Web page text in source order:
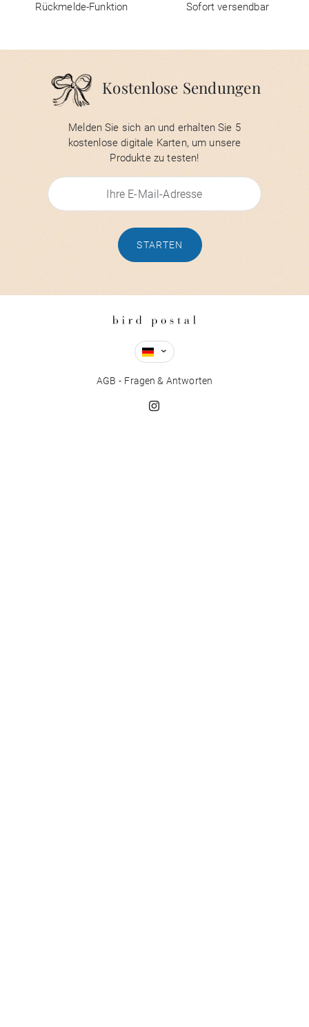
Rückmelde-Funktion Sofort versendbar
Kostenlose Sendungen
Melden Sie sich an und erhalten Sie 5
kostenlose digitale Karten, um unsere
Produkte zu testen!
STARTEN
AGB Fragen & Antworten